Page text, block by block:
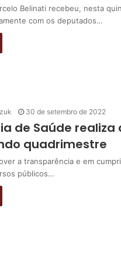
Belinati recebeu, nesta
com os deputados…
30 de setembro de 2022
de Saúde
quadrimestre
a transparência e em
públicos…